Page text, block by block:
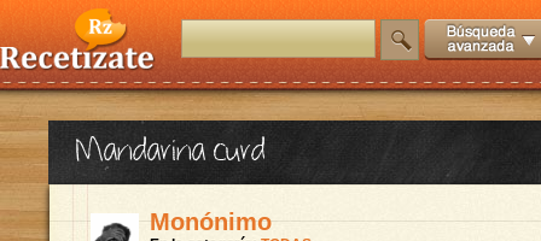
Mandarina curd
Monónimo